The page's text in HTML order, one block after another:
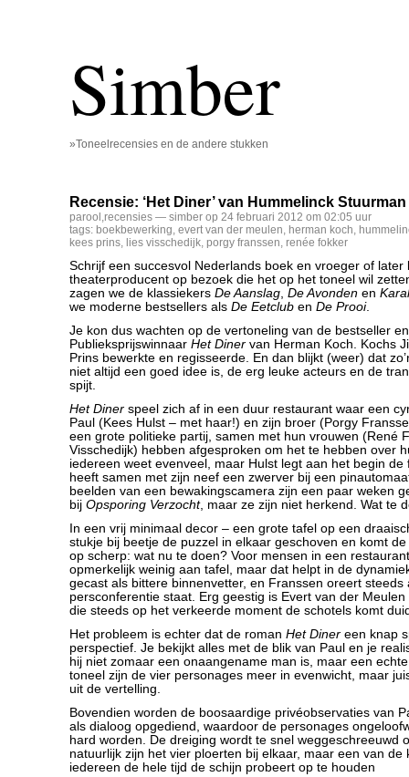
Simber
»Toneelrecensies en de andere stukken
Recensie: ‘Het Diner’ van Hummelinck Stuurman
parool ,recensies — simber op 24 februari 2012 om 02:05 uur
tags: boekbewerking, evert van der meulen, herman koch,
kees prins, lies visschedijk, porgy franssen, renée fokker
Schrijf een succesvol Nederlands boek en vroeger of later
theaterproducent op bezoek die het op het toneel wil
zagen we de klassiekers De Aanslag, De Avonden en
we moderne bestsellers als De Eetclub en De Prooi.
Je kon dus wachten op de vertoneling van de bestseller
Publieksprijswinnaar Het Diner van Herman Koch. Kochs
Prins bewerkte en regisseerde. En dan blijkt (weer) dat
niet altijd een goed idee is, de erg leuke acteurs en de
spijt.
Het Diner speel zich af in een duur restaurant waar een
Paul (Kees Hulst – met haar!) en zijn broer (Porgy
een grote politieke partij, samen met hun vrouwen (René
Visschedijk) hebben afgesproken om het te hebben over
iedereen weet evenveel, maar Hulst legt aan het begin de
heeft samen met zijn neef een zwerver bij een
beelden van een bewakingscamera zijn een paar weken
bij Opsporing Verzocht, maar ze zijn niet herkend. Wat te
In een vrij minimaal decor – een grote tafel op een
stukje bij beetje de puzzel in elkaar geschoven en komt
op scherp: wat nu te doen? Voor mensen in een
opmerkelijk weinig aan tafel, maar dat helpt in de
gecast als bittere binnenvetter, en Franssen oreert steeds
persconferentie staat. Erg geestig is Evert van der
die steeds op het verkeerde moment de schotels komt
Het probleem is echter dat de roman Het Diner een knap
perspectief. Je bekijkt alles met de blik van Paul en je
hij niet zomaar een onaangename man is, maar een
toneel zijn de vier personages meer in evenwicht, maar
uit de vertelling.
Bovendien worden de boosaardige privéobservaties van
als dialoog opgediend, waardoor de personages
hard worden. De dreiging wordt te snel weggeschreeuwd
natuurlijk zijn het vier ploerten bij elkaar, maar een van de
iedereen de hele tijd de schijn probeert op te houden